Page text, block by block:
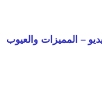
– المميزات والعيوب